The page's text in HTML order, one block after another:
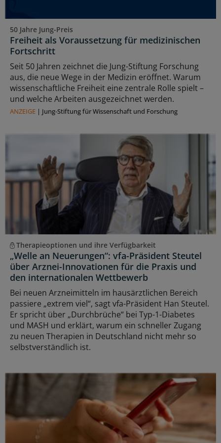
50 Jahre Jung-Preis
Freiheit als Voraussetzung für medizinischen
Fortschritt
Seit 50 Jahren zeichnet die Jung-Stiftung Forschung
aus, die neue Wege in der Medizin eröffnet. Warum
wissenschaftliche Freiheit eine zentrale Rolle spielt –
und welche Arbeiten ausgezeichnet werden.
ANZEIGE | Jung-Stiftung für Wissenschaft und Forschung
Therapieoptionen und ihre Verfügbarkeit
„Welle an Neuerungen“: vfa-Präsident Steutel
über Arznei-Innovationen für die Praxis und
den internationalen Wettbewerb
Bei neuen Arzneimitteln im hausärztlichen Bereich
passiere „extrem viel“, sagt vfa-Präsident Han Steutel.
Er spricht über „Durchbrüche“ bei Typ-1-Diabetes
und MASH und erklärt, warum ein schneller Zugang
zu neuen Therapien in Deutschland nicht mehr so
selbstverständlich ist.